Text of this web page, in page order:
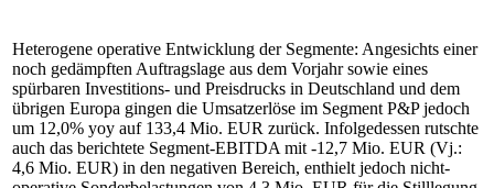
Heterogene operative Entwicklung der Segmente: Angesichts einer
noch gedämpften Auftragslage aus dem Vorjahr sowie eines
spürbaren Investitions- und Preisdrucks in Deutschland und dem
übrigen Europa gingen die Umsatzerlöse im Segment P&P jedoch
um 12,0% yoy auf 133,4 Mio. EUR zurück. Infolgedessen rutschte
auch das berichtete Segment-EBITDA mit -12,7 Mio. EUR (Vj.:
4,6 Mio. EUR) in den negativen Bereich, enthielt jedoch nicht-